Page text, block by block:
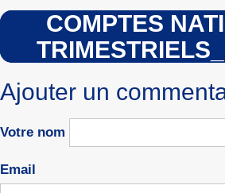
COMPTES
Ajouter un
Votre nom
Email